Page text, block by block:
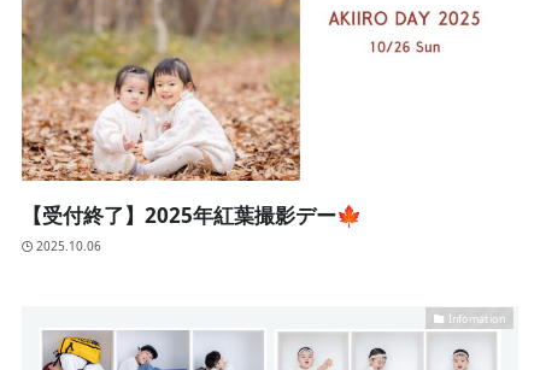
【受付終了】2025年紅葉撮影デー🍁
2025.10.06
Infomation